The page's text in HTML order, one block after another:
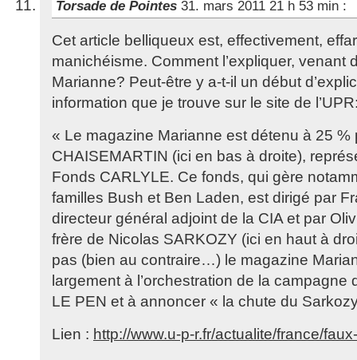
Torsade de Pointes 31. mars 2011 21 h 53 min :
Cet article belliqueux est, effectivement,
manichéisme. Comment l’expliquer, venant
Marianne? Peut-être y a-t-il un début
information que je trouve sur le site de
« Le magazine Marianne est détenu à 25 %
CHAISEMARTIN (ici en bas à droite),
Fonds CARLYLE. Ce fonds, qui gère
familles Bush et Ben Laden, est dirigé par
directeur général adjoint de la CIA et par
frère de Nicolas SARKOZY (ici en haut à
pas (bien au contraire…) le magazine
largement à l’orchestration de la campagne
LE PEN et à annoncer « la chute du
Lien : http://www.u-p-r.fr/actualite/france/